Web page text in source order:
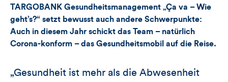
dieses
Artikels
TARGOBANK Gesundheitsmanagement „Ça va – Wie
geht’s?“ setzt bewusst auch andere Schwerpunkte:
Auch in diesem Jahr schickt das Team – natürlich
Corona-konform – das Gesundheitsmobil auf die Reise.
„Gesundheit ist mehr als die Abwesenheit